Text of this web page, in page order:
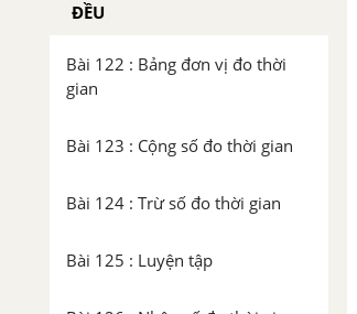
ĐỀU
Bài 122 : Bảng đơn vị đo thời
gian
Bài 123 : Cộng số đo thời gian
Bài 124 : Trừ số đo thời gian
Bài 125 : Luyện tập